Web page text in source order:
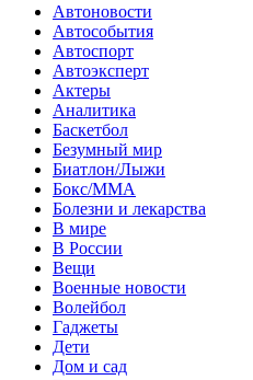
Автоновости
Автособытия
Автоспорт
Автоэксперт
Актеры
Аналитика
Баскетбол
Безумный мир
Биатлон/Лыжи
Бокс/MMA
Болезни и лекарства
В мире
В России
Вещи
Военные новости
Волейбол
Гаджеты
Дети
Дом и сад